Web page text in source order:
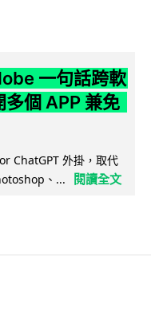
一句話跨軟
多個 APP 兼免
ChatGPT 外掛，取代
、...
閱讀全文